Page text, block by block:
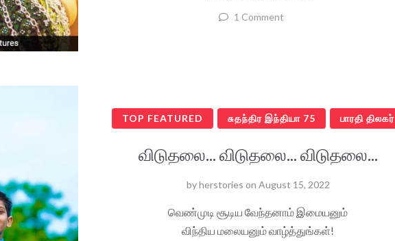
1 Comment
TOP FEATURED சுதந்திர இந்தியா 75 பாரதி திலகர்
விடுதலை... விடுதலை... விடுதலை...
byherstories on August 15, 2022
வெண்முடி சூடிய வேந்தனாம் இமையனும்
விந்திய மலையனும் வாழ்த்துங்கள்!